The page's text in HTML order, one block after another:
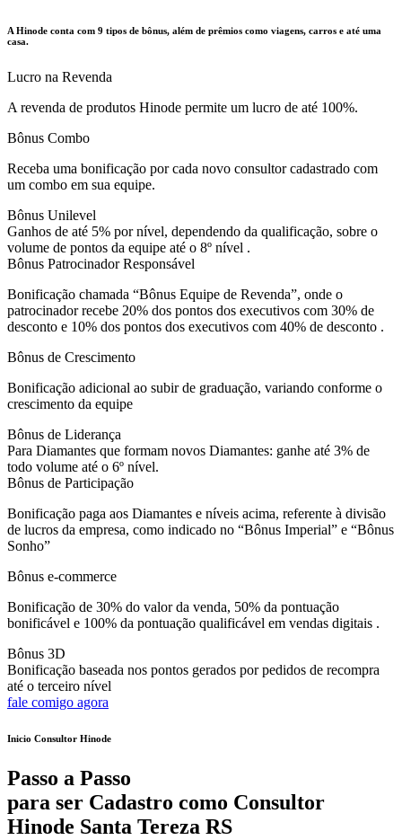
A Hinode conta com 9 tipos de bônus, além de prêmios como viagens, carros e até uma
casa.
Lucro na Revenda
A revenda de produtos Hinode permite um lucro de até 100%.
Bônus Combo
Receba uma bonificação por cada novo consultor cadastrado com
um combo em sua equipe.
Bônus Unilevel
Ganhos de até 5% por nível, dependendo da qualificação, sobre o
volume de pontos da equipe até o 8º nível .
Bônus Patrocinador Responsável
Bonificação chamada “Bônus Equipe de Revenda”, onde o
patrocinador recebe 20% dos pontos dos executivos com 30% de
desconto e 10% dos pontos dos executivos com 40% de desconto .
Bônus de Crescimento
Bonificação adicional ao subir de graduação, variando conforme o
crescimento da equipe
Bônus de Liderança
Para Diamantes que formam novos Diamantes: ganhe até 3% de
todo volume até o 6º nível.
Bônus de Participação
Bonificação paga aos Diamantes e níveis acima, referente à divisão
de lucros da empresa, como indicado no “Bônus Imperial” e “Bônus
Sonho”
Bônus e-commerce
Bonificação de 30% do valor da venda, 50% da pontuação
bonificável e 100% da pontuação qualificável em vendas digitais .
Bônus 3D
Bonificação baseada nos pontos gerados por pedidos de recompra
até o terceiro nível
fale comigo agora
Inicio Consultor Hinode
Passo a Passo
para ser Cadastro como Consultor
Hinode Santa Tereza RS